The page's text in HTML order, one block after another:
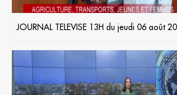
JOURNAL TELEVISE 13H du jeudi 06 août